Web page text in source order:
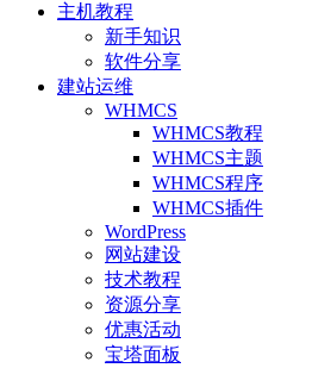
主机教程
新手知识
软件分享
建站运维
WHMCS
WHMCS教程
WHMCS主题
WHMCS程序
WHMCS插件
WordPress
网站建设
技术教程
资源分享
优惠活动
宝塔面板